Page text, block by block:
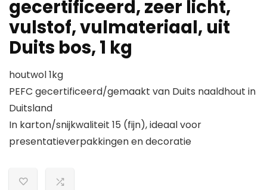
gecertificeerd, zeer licht,
vulstof, vulmateriaal, uit
Duits bos, 1 kg
houtwol 1kg
PEFC gecertificeerd/gemaakt van Duits naaldhout in
Duitsland
In karton/snijkwaliteit 15 (fijn), ideaal voor
presentatieverpakkingen en decoratie